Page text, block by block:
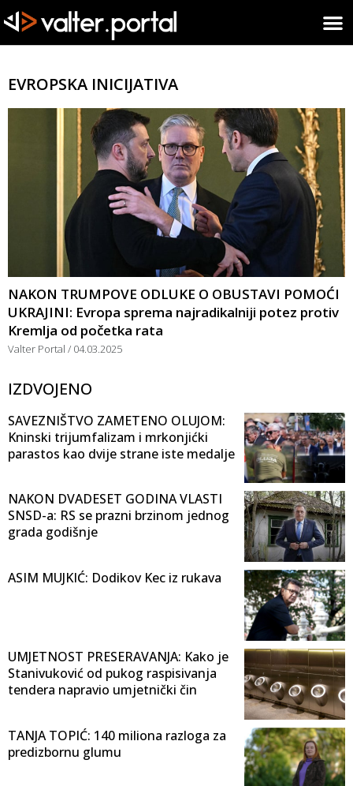
EVROPSKA INICIJATIVA
NAKON TRUMPOVE ODLUKE O OBUSTAVI POMOĆI
UKRAJINI: Evropa sprema najradikalniji potez protiv
Kremlja od početka rata
Valter Portal 04.03.2025
IZDVOJENO
SAVEZNIŠTVO ZAMETENO OLUJOM:
Kninski trijumfalizam i mrkonjićki
parastos kao dvije strane iste medalje
NAKON DVADESET GODINA VLASTI
SNSD-a: RS se prazni brzinom jednog
grada godišnje
ASIM MUJKIĆ: Dodikov Kec iz rukava
UMJETNOST PRESERAVANJA: Kako je
Stanivuković od pukog raspisivanja
tendera napravio umjetnički čin
TANJA TOPIĆ: 140 miliona razloga za
predizbornu glumu